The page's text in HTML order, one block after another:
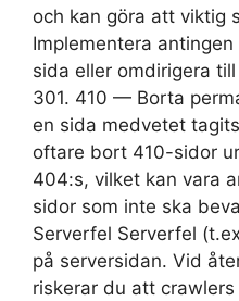
och kan göra att viktig
Implementera
sida eller omdirigera
301. 410 — Borta
en sida medvetet
oftare bort 410-sidor
404:s, vilket kan vara
sidor som inte ska
Serverfel Serverfel
på serversidan. Vid
riskerar du att